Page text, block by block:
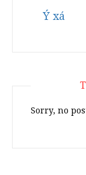
Ý xá
Sorry, no